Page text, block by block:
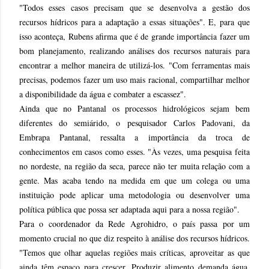
"Todos esses casos precisam que se desenvolva a gestão dos
recursos hídricos para a adaptação a essas situações". E, para que
isso aconteça, Rubens afirma que é de grande importância fazer um
bom planejamento, realizando análises dos recursos naturais para
encontrar a melhor maneira de utilizá-los. "Com ferramentas mais
precisas, podemos fazer um uso mais racional, compartilhar melhor
a disponibilidade da água e combater a escassez".
Ainda que no Pantanal os processos hidrológicos sejam bem
diferentes do semiárido, o pesquisador Carlos Padovani, da
Embrapa Pantanal, ressalta a importância da troca de
conhecimentos em casos como esses. "Às vezes, uma pesquisa feita
no nordeste, na região da seca, parece não ter muita relação com a
gente. Mas acaba tendo na medida em que um colega ou uma
instituição pode aplicar uma metodologia ou desenvolver uma
política pública que possa ser adaptada aqui para a nossa região".
Para o coordenador da Rede Agrohidro, o país passa por um
momento crucial no que diz respeito à análise dos recursos hídricos.
"Temos que olhar aquelas regiões mais críticas, aproveitar as que